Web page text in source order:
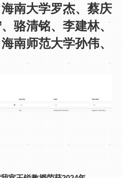
南大学罗杰、蔡庆
骆清铭、李建林、
南师范大学孙伟、